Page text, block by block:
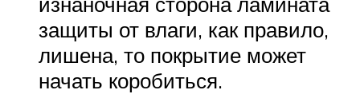
защиты от влаги, как правило,
лишена, то покрытие может
начать коробиться.